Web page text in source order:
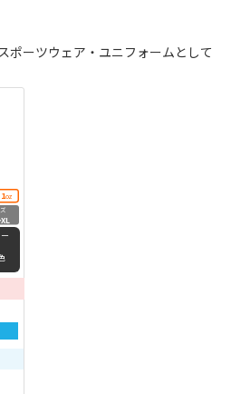
ポーツウェア・ユニフォームとして
oz